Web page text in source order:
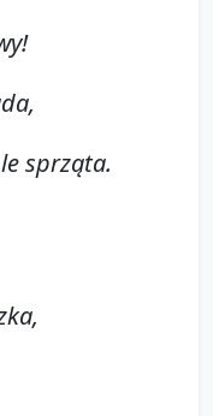
sprząta.